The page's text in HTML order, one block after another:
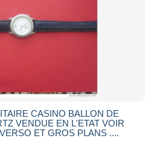
jours
heures
CASINO BALLON DE
VENDUE EN L'ETAT VOIR
ET GROS PLANS ....